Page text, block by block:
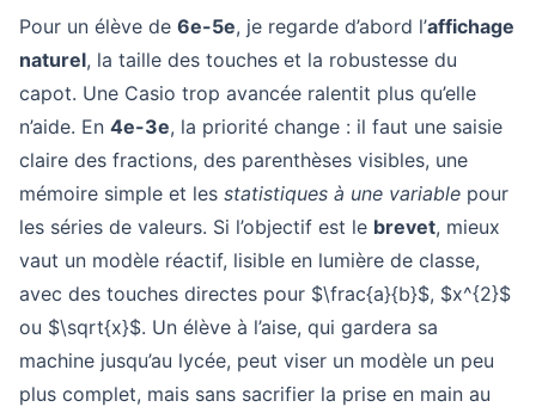
Pour un élève de 6e-5e, je regarde d’abord l’affichage
naturel, la taille des touches et la robustesse du
capot. Une Casio trop avancée ralentit plus qu’elle
n’aide. En 4e-3e, la priorité change : il faut une saisie
claire des fractions, des parenthèses visibles, une
mémoire simple et les statistiques à une variable pour
les séries de valeurs. Si l’objectif est le brevet, mieux
vaut un modèle réactif, lisible en lumière de classe,
avec des touches directes pour $\frac{a}{b}$, $x^{2}$
ou $\sqrt{x}$. Un élève à l’aise, qui gardera sa
machine jusqu’au lycée, peut viser un modèle un peu
plus complet, mais sans sacrifier la prise en main au